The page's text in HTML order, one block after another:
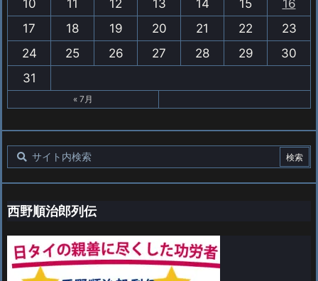
10 11 12 13 14 15
16
17
18 19 20 21 22
23
24
25 26 27 28 29
30
31
« 7月
西野順治郎列伝